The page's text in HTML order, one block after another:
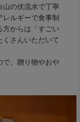
山の伏流水で丁寧
ルギーで食事制
方からは「すごい
くさんいただいて
で、贈り物やおや